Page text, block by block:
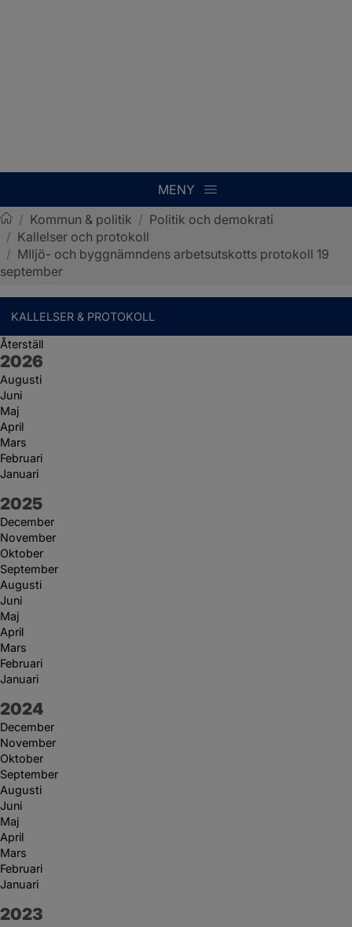
MENY
Sotenäs kommun
/ Kommun & politik / Politik och demokrati
/ Kallelser och protokoll
/ MIljö- och byggnämndens arbetsutskotts protokoll 19
september
KALLELSER & PROTOKOLL
Återställ
År:
2026
Augusti
Juni
Maj
April
Mars
Februari
Januari
År:
2025
December
November
Oktober
September
Augusti
Juni
Maj
April
Mars
Februari
Januari
År:
2024
December
November
Oktober
September
Augusti
Juni
Maj
April
Mars
Februari
Januari
År:
2023